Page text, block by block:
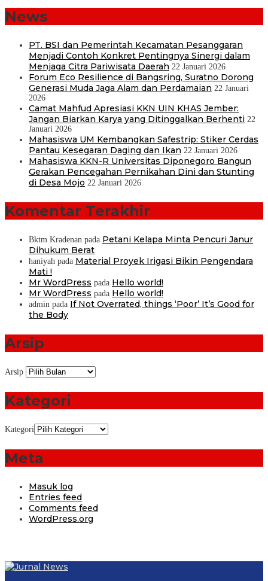
News
PT. BSI dan Pemerintah Kecamatan Pesanggaran
Menjadi Contoh Konkret Pentingnya Sinergi dalam
Menjaga Citra Pariwisata Daerah 22 Januari 2026
Forum Eco Resilience di Bangsring, Suratno Dorong
Generasi Muda Jaga Alam dan Perdamaian 22 Januari
2026
Camat Mahfud Apresiasi KKN UIN KHAS Jember:
Jangan Biarkan Karya yang Ditinggalkan Berhenti 22
Januari 2026
Mahasiswa UM Kembangkan Safestrip: Stiker Cerdas
Pantau Kesegaran Daging dan Ikan 22 Januari 2026
Mahasiswa KKN-R Universitas Diponegoro Bangun
Gerakan Pencegahan Pernikahan Dini dan Stunting
di Desa Mojo 22 Januari 2026
Komentar Terakhir
Bktm Kradenan pada Petani Kelapa Minta Pencuri Janur
Dihukum Berat
haniyah pada Material Proyek Irigasi Bikin Pengendara
Mati !
Mr WordPress pada Hello world!
Mr WordPress pada Hello world!
admin pada If Not Overrated, things ‘Poor’ It’s Good for
the Body
Arsip
Arsip
Kategori
Kategori
Meta
Masuk log
Entries feed
Comments feed
WordPress.org